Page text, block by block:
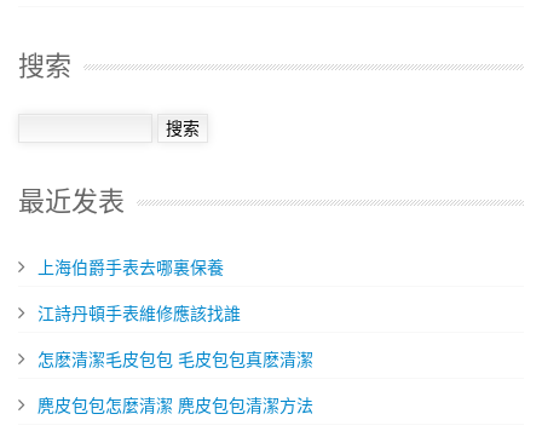
搜索
最近发表
​上海伯爵手表去哪裏保養
​江詩丹頓手表維修應該找誰
​怎麽清潔毛皮包包 毛皮包包真麽清潔
​麂皮包包怎麼清潔 麂皮包包清潔方法